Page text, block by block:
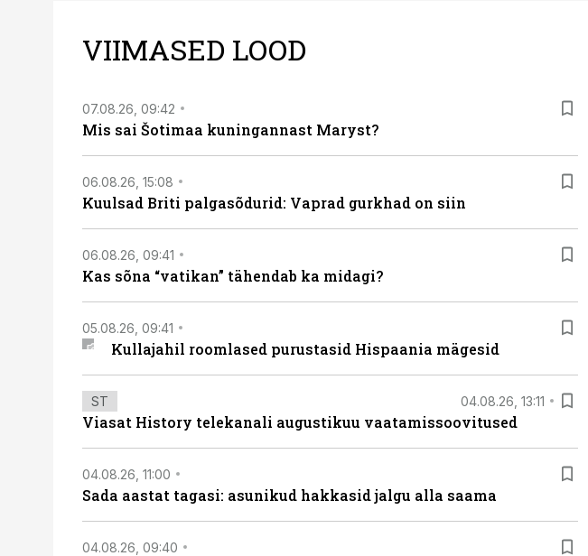
VIIMASED LOOD
07.08.26, 09:42
Mis sai Šotimaa kuningannast Maryst?
06.08.26, 15:08
Kuulsad Briti palgasõdurid: Vaprad gurkhad on siin
06.08.26, 09:41
Kas sõna “vatikan” tähendab ka midagi?
05.08.26, 09:41
Kullajahil roomlased purustasid Hispaania mägesid
ST 04.08.26, 13:11
Viasat History telekanali augustikuu vaatamissoovitused
04.08.26, 11:00
Sada aastat tagasi: asunikud hakkasid jalgu alla saama
04.08.26, 09:40